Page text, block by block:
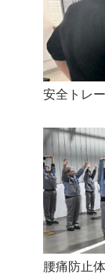
安全トレ
腰痛防止